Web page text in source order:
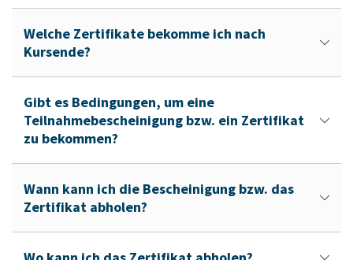
Welche Zertifikate bekomme ich nach
Kursende?
Gibt es Bedingungen, um eine
Teilnahmebescheinigung bzw. ein Zertifikat
zu bekommen?
Wann kann ich die Bescheinigung bzw. das
Zertifikat abholen?